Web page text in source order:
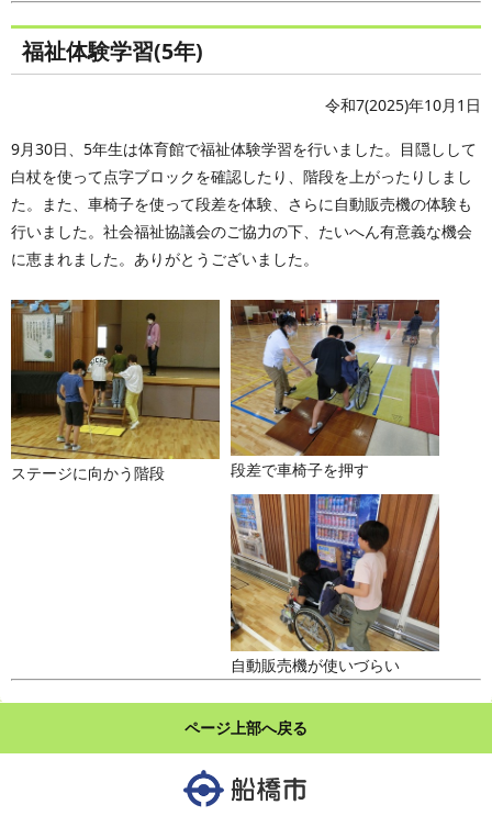
福祉体験学習(5年)
令和7(2025)年10月1日
9月30日、5年生は体育館で福祉体験学習を行いました。目隠しして
白杖を使って点字ブロックを確認したり、階段を上がったりしまし
た。また、車椅子を使って段差を体験、さらに自動販売機の体験も
行いました。社会福祉協議会のご協力の下、たいへん有意義な機会
に恵まれました。ありがとうございました。
ステージに向かう階段 段差で車椅子を押す
自動販売機が使いづらい
ページ上部へ戻る